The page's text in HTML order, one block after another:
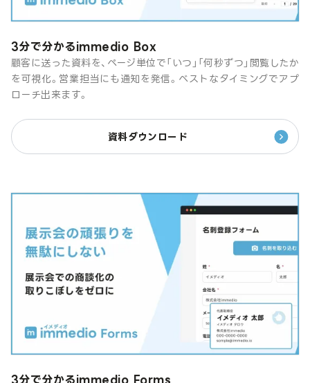
3分で分かるimmedio Box
顧客に送った資料を、ページ単位で「いつ」「何秒ずつ」閲覧したか
を可視化。営業担当にも通知を発信。ベストなタイミングでアプ
ローチ出来ます。
資料ダウンロード
3分で分かるimmedio Forms